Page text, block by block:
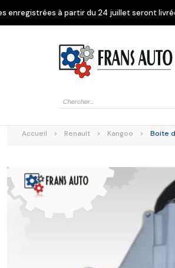
24 juillet seront livrées à partir du 19 août.
Recherche
produits
Alfa Romeo Citroen
Accueil > Renault > Kangoo > Boite